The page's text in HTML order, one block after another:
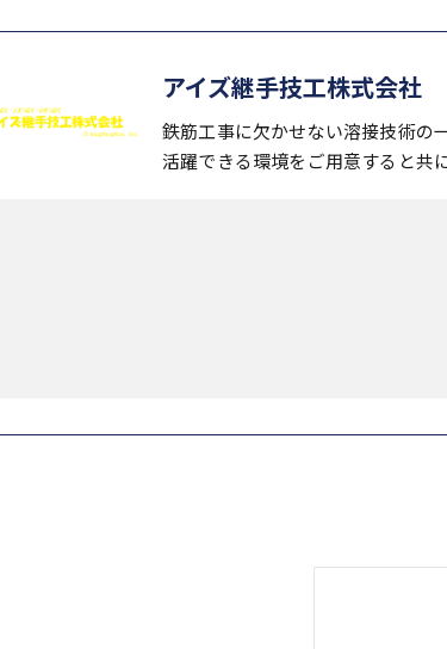
アイズ継手技工株式会社
鉄筋工事に欠かせない溶接技術の
活躍できる環境をご用意すると共